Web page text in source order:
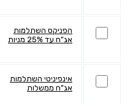
הפניקס השתלמות
אג"ח עד 25% מניות
אינפיניטי השתלמות
אג"ח ממשלות